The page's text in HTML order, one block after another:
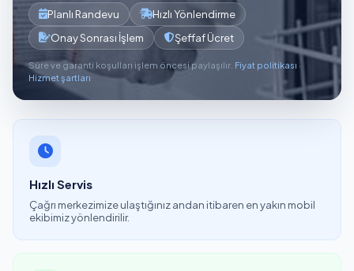
Planlı Randevu
Hızlı Yönlendirme
Onay Sonrası İşlem
Şeffaf Ücret
Süre ve garanti koşulları işlem öncesi paylaşılır. Fiyat politikası ·
Hizmet şartları
Hızlı Servis
Çağrı merkezimize ulaştığınız andan itibaren en yakın mobil
ekibimiz yönlendirilir.